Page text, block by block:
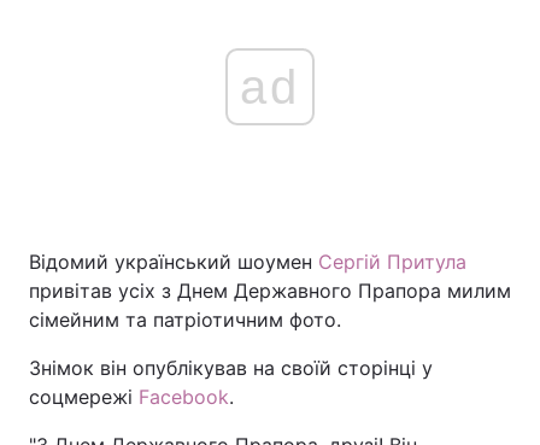
ad
Відомий український шоумен Сергій Притула
привітав усіх з Днем Державного Прапора милим
сімейним та патріотичним фото.
Знімок він опублікував на своїй сторінці у
соцмережі Facebook.